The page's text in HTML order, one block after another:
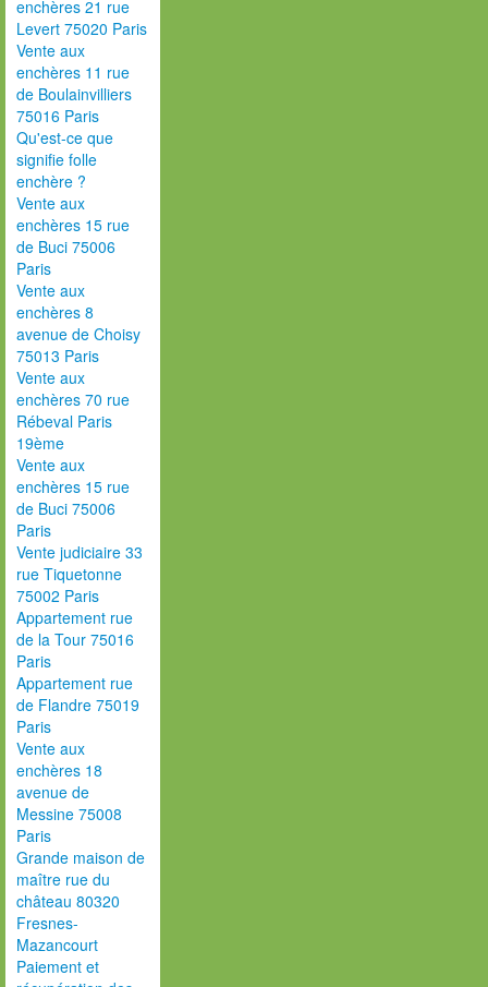
enchères 21 rue
Levert 75020 Paris
Vente aux
enchères 11 rue
de Boulainvilliers
75016 Paris
Qu'est-ce que
signifie folle
enchère ?
Vente aux
enchères 15 rue
de Buci 75006
Paris
Vente aux
enchères 8
avenue de Choisy
75013 Paris
Vente aux
enchères 70 rue
Rébeval Paris
19ème
Vente aux
enchères 15 rue
de Buci 75006
Paris
Vente judiciaire 33
rue Tiquetonne
75002 Paris
Appartement rue
de la Tour 75016
Paris
Appartement rue
de Flandre 75019
Paris
Vente aux
enchères 18
avenue de
Messine 75008
Paris
Grande maison de
maître rue du
château 80320
Fresnes-
Mazancourt
Paiement et